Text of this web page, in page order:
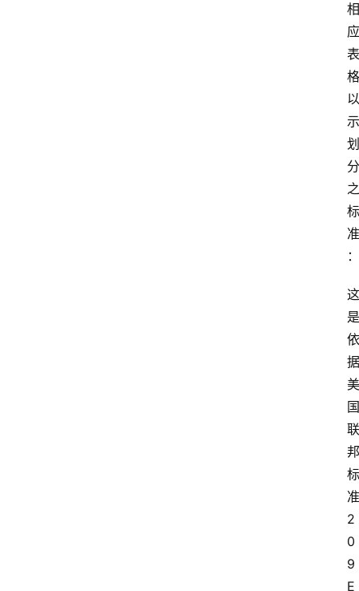
相
应
表
格
以
示
划
分
之
标
准
：
这
是
依
据
美
国
联
邦
标
准
2
0
9
E